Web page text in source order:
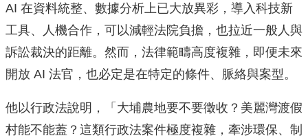
AI 在資料統整、數據分析上已大放異彩，導入科技新
工具、人機合作，可以減輕法院負擔，也拉近一般人與
訴訟裁決的距離。然而，法律範疇高度複雜，即便未來
開放 AI 法官，也必定是在特定的條件、脈絡與案型。
他以行政法說明，「大埔農地要不要徵收？美麗灣渡假
村能不能蓋？這類行政法案件極度複雜，牽涉環保、制